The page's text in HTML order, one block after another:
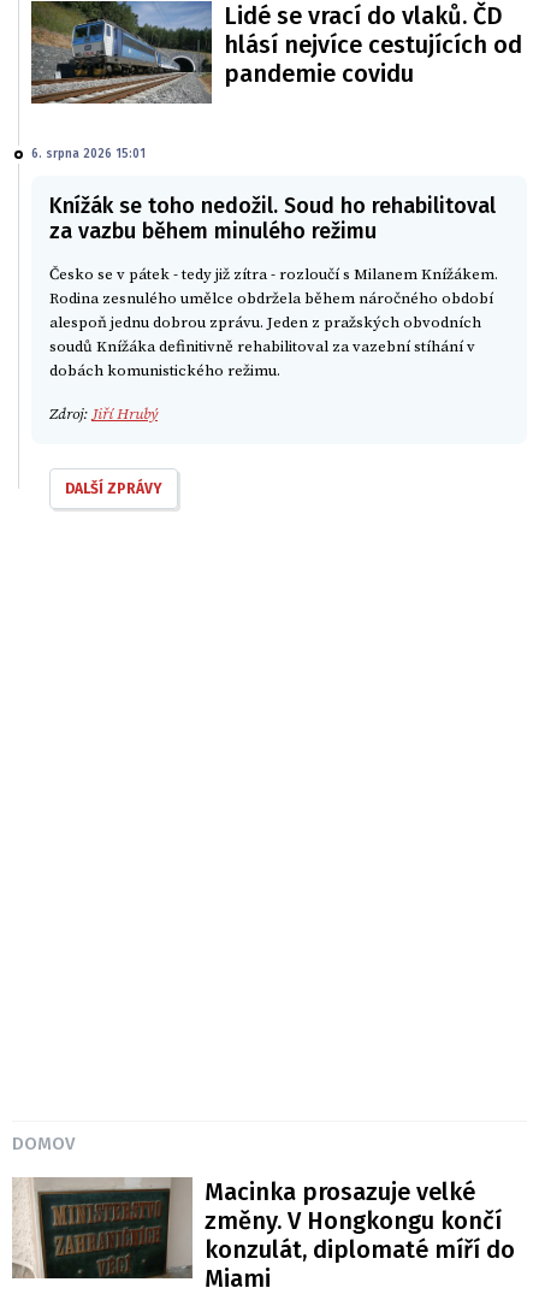
Lidé se vrací do vlaků. ČD
hlásí nejvíce cestujících od
pandemie covidu
6. srpna 2026 15:01
Knížák se toho nedožil. Soud ho rehabilitoval
za vazbu během minulého režimu
Česko se v pátek - tedy již zítra - rozloučí s Milanem Knížákem.
Rodina zesnulého umělce obdržela během náročného období
alespoň jednu dobrou zprávu. Jeden z pražských obvodních
soudů Knížáka definitivně rehabilitoval za vazební stíhání v
dobách komunistického režimu.
Zdroj: Jiří Hrubý
DALŠÍ ZPRÁVY
DOMOV
Macinka prosazuje velké
změny. V Hongkongu končí
konzulát, diplomaté míří do
Miami